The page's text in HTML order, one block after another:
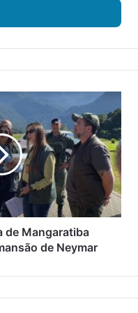
de Mangaratiba
de Neymar